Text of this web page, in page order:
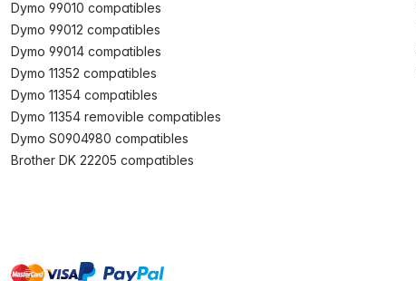
Dymo 99010 compatibles
Dymo 99012 compatibles
Dymo 99014 compatibles
Dymo 11352 compatibles
Dymo 11354 compatibles
Dymo 11354 removible compatibles
Dymo S0904980 compatibles
Brother DK 22205 compatibles
mastervisa paypal